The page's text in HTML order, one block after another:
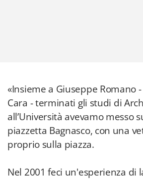
«Insieme a Giuseppe Romano
Cara - terminati gli studi di
all’Università avevamo messo
piazzetta Bagnasco, con una
proprio sulla piazza.
Nel 2001 feci un'esperienza di